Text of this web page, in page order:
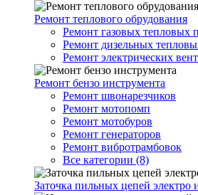
Ремонт теплового обрудования
Ремонт газовых тепловых
Ремонт дизельных
Ремонт электрических
Ремонт бензо инструмента
Ремонт швонарезчиков
Ремонт мотопомп
Ремонт мотобуров
Ремонт генераторов
Ремонт вибротрамбовок
Все категории (8)
Заточка пильных цепей электро